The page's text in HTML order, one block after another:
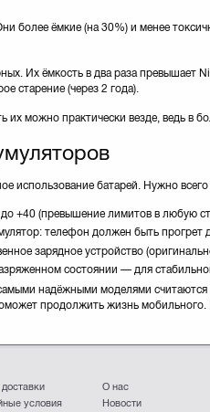
ёмкие (на 30%) и менее
Их ёмкость в два раза превышает
старение (через 2 года).
можно практически везде, ведь в
использование батарей. Нужно
+40 (превышение лимитов в любую
телефон должен быть прогрет
зарядное устройство
состоянии — для
надёжными моделями
продолжить жизнь мобильного.
условия
О нас
Новости